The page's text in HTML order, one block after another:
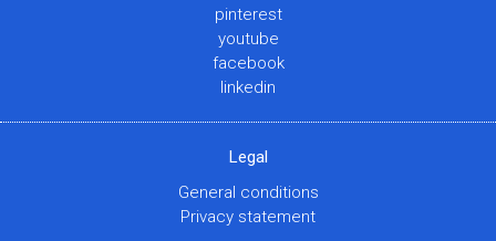
pinterest
youtube
facebook
linkedin
Legal
General conditions
Privacy statement